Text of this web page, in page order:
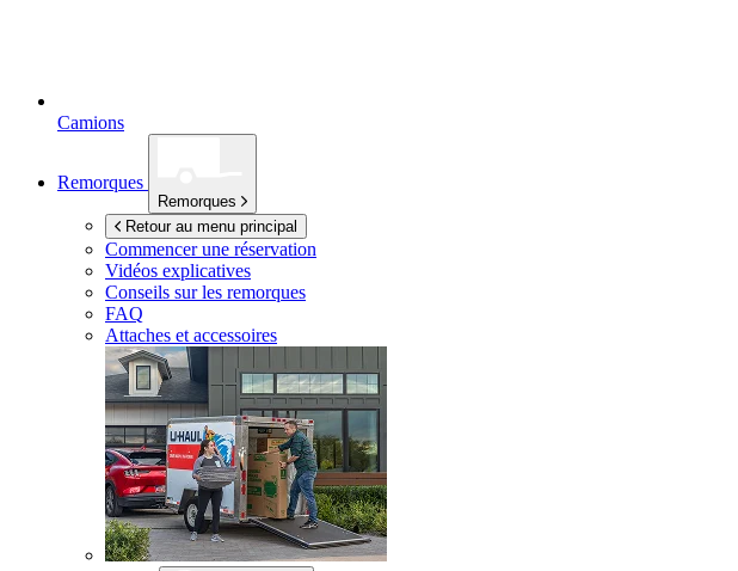
Camions
Remorques
Remorques
Retour au menu principal
Commencer une réservation
Vidéos explicatives
Conseils sur les remorques
FAQ
Attaches et accessoires